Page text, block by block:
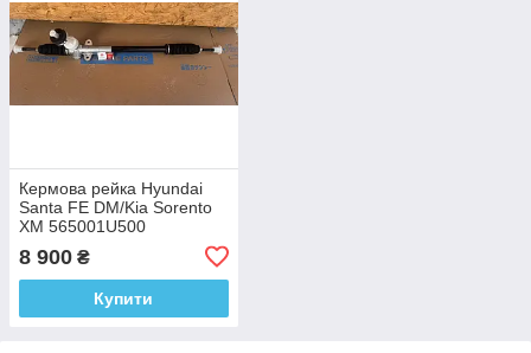
Кермова рейка Hyundai
Santa FE DM/Kia Sorento
XM 565001U500
8 900 ₴
Купити